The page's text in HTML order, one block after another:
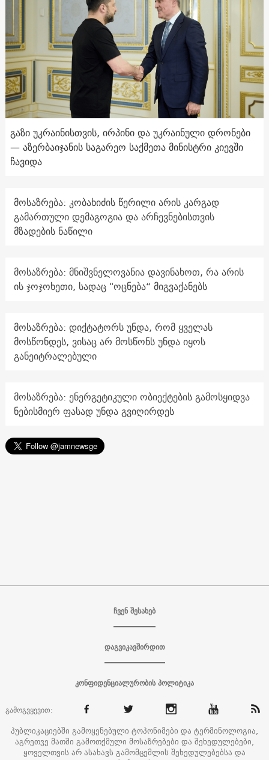
გაზი უკრაინისთვის, ირპინი და უკრაინული დრონები
— აზერბაიჯანის საგარეო საქმეთა მინისტრი კიევში
ჩავიდა
მოსაზრება: კობახიძის წერილი არის კარგად
გამართული დემაგოგია და არჩევნებისთვის
მზადების ნაწილი
მოსაზრება: მნიშვნელოვანია დავინახოთ, რა არის
ის ჯოჯოხეთი, სადაც "ოცნება“ მიგვაქანებს
მოსაზრება: დიქტატორს უნდა, რომ ყველას
მოსწონდეს, ვისაც არ მოსწონს უნდა იყოს
განეიტრალებული
მოსაზრება: ენერგეტიკული ობიექტების გამოსყიდვა
ნებისმიერ ფასად უნდა გვიღირდეს
ჩვენ შესახებ
დაგვიკავშირდით
კონფიდენციალურობის პოლიტიკა
გამოგვყევით:
პუბლიკაციებში გამოყენებული ტოპონიმები და ტერმინოლოგია,
აგრეთვე მათში გამოთქმული მოსაზრებები და შეხედულებები,
ყოველთვის არ ასახავს გამომცემლის შეხედულებებსა და